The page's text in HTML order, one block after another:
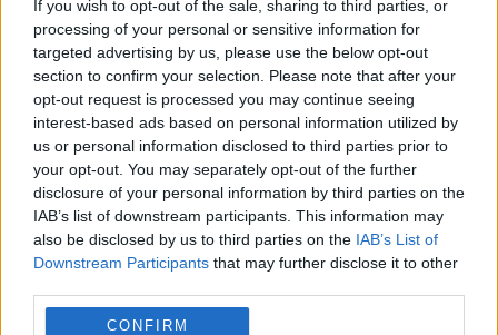
If you wish to opt-out of the sale, sharing to third parties, or
processing of your personal or sensitive information for
targeted advertising by us, please use the below opt-out
section to confirm your selection. Please note that after your
opt-out request is processed you may continue seeing
interest-based ads based on personal information utilized by
us or personal information disclosed to third parties prior to
your opt-out. You may separately opt-out of the further
disclosure of your personal information by third parties on the
IAB’s list of downstream participants. This information may
also be disclosed by us to third parties on the IAB’s List of
Downstream Participants that may further disclose it to other
CONFIRM